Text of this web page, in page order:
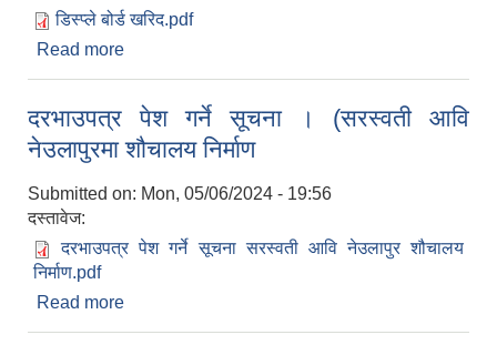
डिस्प्ले बोर्ड खरिद.pdf
Read more
दरभाउपत्र पेश गर्ने सूचना । (सरस्वती आवि
नेउलापुरमा शौचालय निर्माण
Submitted on: Mon, 05/06/2024 - 19:56
दस्तावेज:
दरभाउपत्र पेश गर्ने सूचना सरस्वती आवि नेउलापुर शौचालय
निर्माण.pdf
Read more